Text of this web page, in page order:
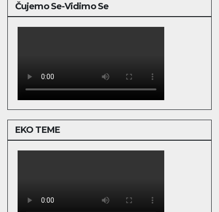
Čujemo Se-Vidimo Se
EKO TEME